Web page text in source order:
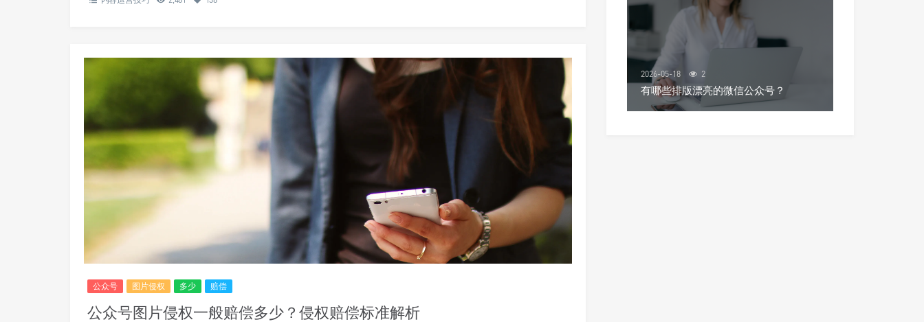
公众号 图片侵权 多少 赔偿
公众号图片侵权一般赔偿多少？侵权赔偿标准解析
2026-05-18 2
有哪些排版漂亮的微信公众号？